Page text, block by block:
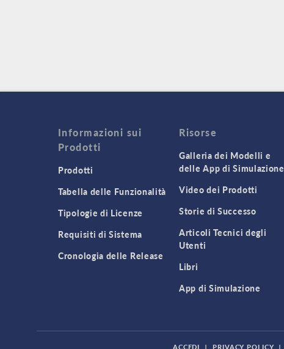
Informazioni sui
Prodotti
Prodotti
Tabella delle Funzionalità
Tipologie di Licenze
Requisiti di Sistema
Cronologia delle Release
Risorse
Galleria dei Modelli e
delle App di Simulazione
Video dei Prodotti
Storie di Successo
Articoli Tecnici degli
Utenti
Libri
App di Simulazione
ACCEDI | PRIVACY POLICY |